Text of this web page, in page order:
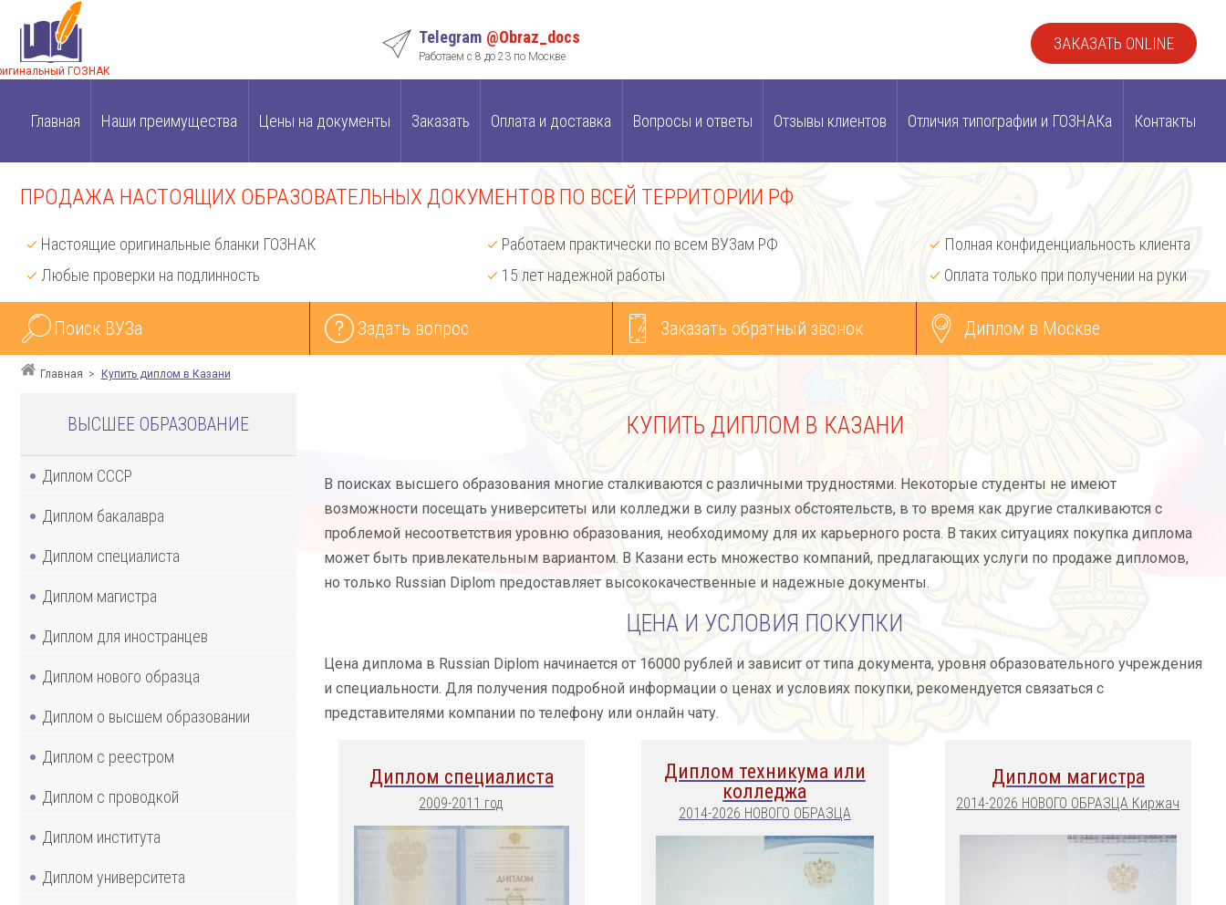
ГОЗНАК
Telegram @Obraz_docs
Работаем с 8 до 23 по Москве
ЗАКАЗАТЬ ONLINE
Главная Наши преимущества Цены на документы Заказать Оплата и доставка Вопросы и ответы Отзывы клиентов Отличия типографии и ГОЗНАКа Контакты
ПРОДАЖА НАСТОЯЩИХ ОБРАЗОВАТЕЛЬНЫХ ДОКУМЕНТОВ ПО ВСЕЙ ТЕРРИТОРИИ РФ
Настоящие оригинальные бланки ГОЗНАК
Любые проверки на подлинность
Работаем практически по всем ВУЗам РФ
15 лет надежной работы
Полная конфиденциальность клиента
Оплата только при получении на руки
Поиск ВУЗа Задать вопрос Заказать обратный звонок Диплом в Москве
Главная Купить диплом в Казани
ВЫСШЕЕ ОБРАЗОВАНИЕ
Диплом СССР
Диплом бакалавра
Диплом специалиста
Диплом магистра
Диплом для иностранцев
Диплом нового образца
Диплом о высшем образовании
Диплом с реестром
Диплом с проводкой
Диплом института
Диплом университета
КУПИТЬ ДИПЛОМ В КАЗАНИ
В поисках высшего образования многие сталкиваются с различными трудностями. Некоторые студенты не имеют
возможности посещать университеты или колледжи в силу разных обстоятельств, в то время как другие сталкиваются с
проблемой несоответствия уровню образования, необходимому для их карьерного роста. В таких ситуациях покупка диплома
может быть привлекательным вариантом. В Казани есть множество компаний, предлагающих услуги по продаже дипломов,
но только Russian Diplom предоставляет высококачественные и надежные документы.
ЦЕНА И УСЛОВИЯ ПОКУПКИ
Цена диплома в Russian Diplom начинается от 16000 рублей и зависит от типа документа, уровня образовательного учреждения
и специальности. Для получения подробной информации о ценах и условиях покупки, рекомендуется связаться с
представителями компании по телефону или онлайн чату.
Диплом специалиста
2009-2011 год
Диплом техникума или
колледжа
2014-2026 НОВОГО ОБРАЗЦА
Диплом магистра
2014-2026 НОВОГО ОБРАЗЦА Киржач